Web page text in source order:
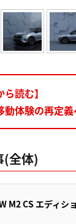
読む】
動体験の再定
(全体)
M2 CS エディ